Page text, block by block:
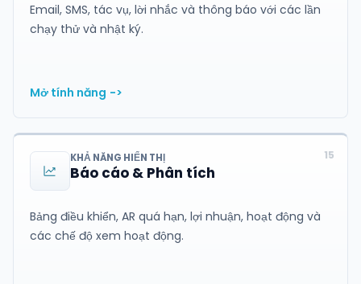
Email, SMS, tác vụ, lời nhắc và thông báo với các lần
chạy thử và nhật ký.
Mở tính năng ->
15
KHẢ NĂNG HIỂN THỊ
Báo cáo & Phân tích
Bảng điều khiển, AR quá hạn, lợi nhuận, hoạt động và
các chế độ xem hoạt động.